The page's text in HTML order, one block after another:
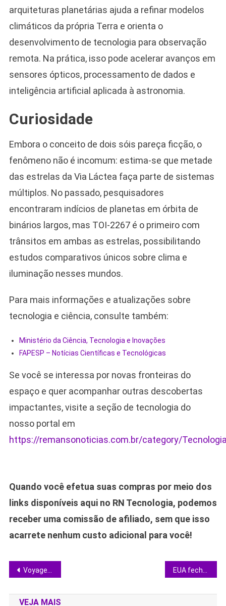
arquiteturas planetárias ajuda a refinar modelos
climáticos da própria Terra e orienta o
desenvolvimento de tecnologia para observação
remota. Na prática, isso pode acelerar avanços em
sensores ópticos, processamento de dados e
inteligência artificial aplicada à astronomia.
Curiosidade
Embora o conceito de dois sóis pareça ficção, o
fenômeno não é incomum: estima-se que metade
das estrelas da Via Láctea faça parte de sistemas
múltiplos. No passado, pesquisadores
encontraram indícios de planetas em órbita de
binários largos, mas TOI-2267 é o primeiro com
trânsitos em ambas as estrelas, possibilitando
estudos comparativos únicos sobre clima e
iluminação nesses mundos.
Para mais informações e atualizações sobre
tecnologia e ciência, consulte também:
Ministério da Ciência, Tecnologia e Inovações
FAPESP – Notícias Científicas e Tecnológicas
Se você se interessa por novas fronteiras do
espaço e quer acompanhar outras descobertas
impactantes, visite a seção de tecnologia do
nosso portal em
https://remansonoticias.com.br/category/
Quando você efetua suas compras por meio dos
links disponíveis aqui no RN Tecnologia, podemos
receber uma comissão de afiliado, sem que isso
acarrete nenhum custo adicional para você!
Navegação
de
Voyager adquire ExoTerra e reforça produção de propulsão espacial nos EUA
VEJA MAIS